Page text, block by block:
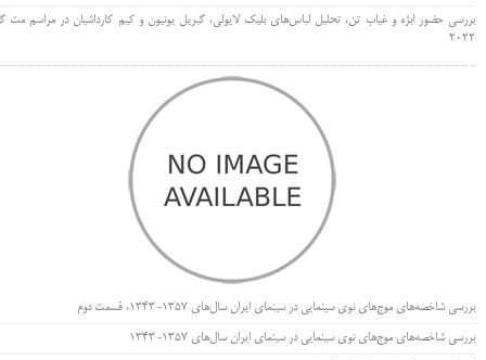
بررسی حضور ابژه و غیاب تن، تحلیل لباس‌های بلیک لایولی، گبریل یونیون و کیم کارداشیان در مراسم مت
۲۰۲۲
بررسی شاخصه‌های موج‌های نوی سینمایی در سینمای ایران سال‌های 1357-1343، قسمت دوم
بررسی شاخصه‌های موج‌های نوی سینمایی در سینمای ایران سال‌های 1357-1343